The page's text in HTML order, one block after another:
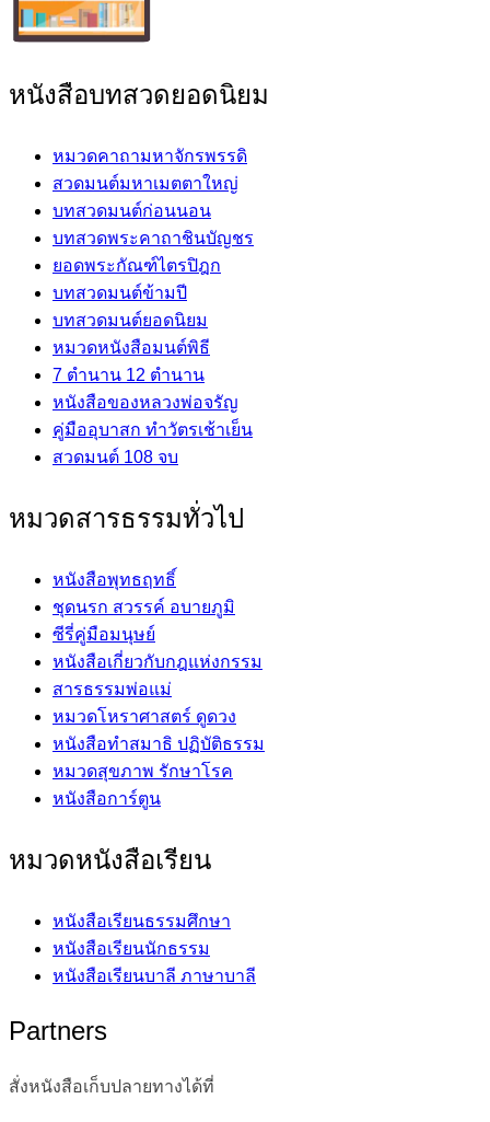
หนังสือบทสวดยอดนิยม
หมวดคาถามหาจักรพรรดิ
สวดมนต์มหาเมตตาใหญ่
บทสวดมนต์ก่อนนอน
บทสวดพระคาถาชินบัญชร
ยอดพระกัณฑ์ไตรปิฎก
บทสวดมนต์ข้ามปี
บทสวดมนต์ยอดนิยม
หมวดหนังสือมนต์พิธี
7 ตำนาน 12 ตำนาน
หนังสือของหลวงพ่อจรัญ
คู่มืออุบาสก ทำวัตรเช้าเย็น
สวดมนต์ 108 จบ
หมวดสารธรรมทั่วไป
หนังสือพุทธฤทธิ์
ชุดนรก สวรรค์ อบายภูมิ
ซีรี่คู่มือมนุษย์
หนังสือเกี่ยวกับกฎแห่งกรรม
สารธรรมพ่อแม่
หมวดโหราศาสตร์ ดูดวง
หนังสือทำสมาธิ ปฏิบัติธรรม
หมวดสุขภาพ รักษาโรค
หนังสือการ์ตูน
หมวดหนังสือเรียน
หนังสือเรียนธรรมศึกษา
หนังสือเรียนนักธรรม
หนังสือเรียนบาลี ภาษาบาลี
Partners
สั่งหนังสือเก็บปลายทางได้ที่